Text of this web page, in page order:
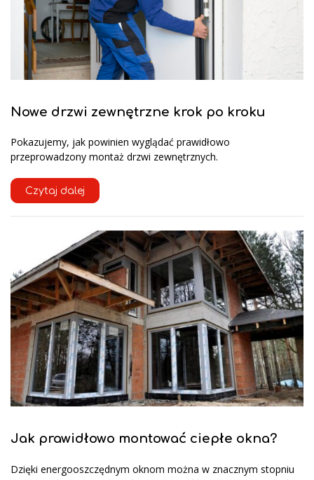
Nowe drzwi zewnętrzne krok po kroku
Pokazujemy, jak powinien wyglądać prawidłowo
przeprowadzony montaż drzwi zewnętrznych.
Czytaj dalej
Jak prawidłowo montować ciepłe okna?
Dzięki energooszczędnym oknom można w znacznym stopniu